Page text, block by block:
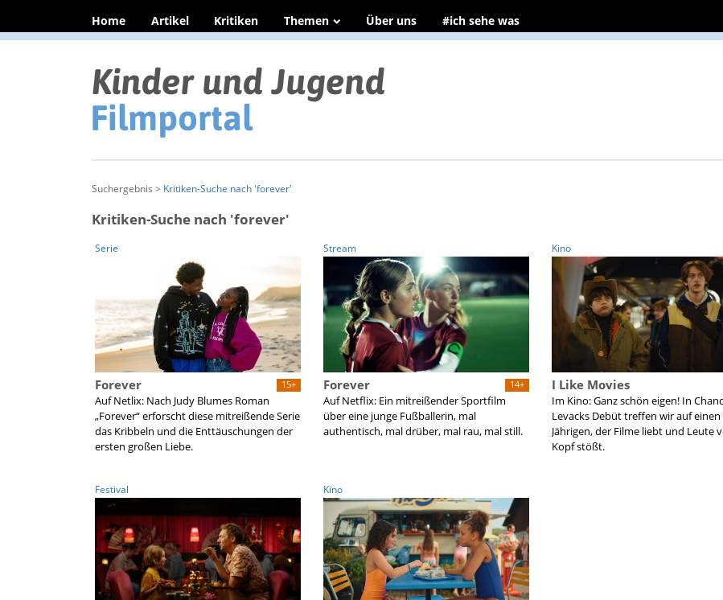
Home Artikel Kritiken Themen Über uns #ich sehe was
Suchergebnis > Kritiken-Suche nach 'forever'
Kritiken-Suche nach 'forever'
Serie
15+
Forever
Auf Netlix: Nach Judy Blumes Roman
„Forever“ erforscht diese mitreißende Serie
das Kribbeln und die Enttäuschungen der
ersten großen Liebe.
Stream
14+
Forever
Auf Netflix: Ein mitreißender Sportfilm
über eine junge Fußballerin, mal
authentisch, mal drüber, mal rau, mal still.
Kino
I Like Movies
Im Kino: Ganz schön eigen! In
Levacks Debüt treffen wir auf einen
Jährigen, der Filme liebt und Leute
Kopf stößt.
Festival Kino